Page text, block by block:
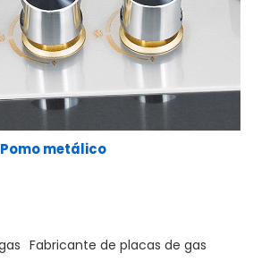
Pomo metálico
Fabricante de placas de gas